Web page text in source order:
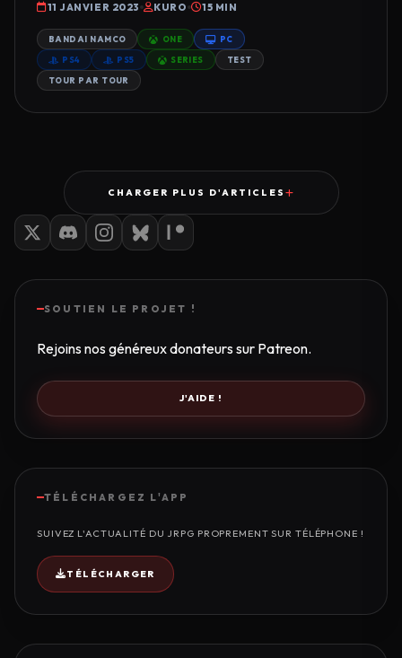
11 JANVIER 2023 KURO 15 MIN
BANDAI NAMCO ONE PC
PS4 PS5 SERIES TEST
TOUR PAR TOUR
CHARGER PLUS D'ARTICLES
SOUTIEN LE PROJET !
Rejoins nos généreux donateurs sur Patreon.
J'AIDE !
TÉLÉCHARGEZ L'APP
SUIVEZ L'ACTUALITÉ DU JRPG PROPREMENT SUR TÉLÉPHONE !
TÉLÉCHARGER